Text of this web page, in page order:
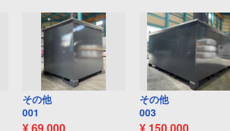
その他
001
¥ 69,000
その他
003
¥ 150,000